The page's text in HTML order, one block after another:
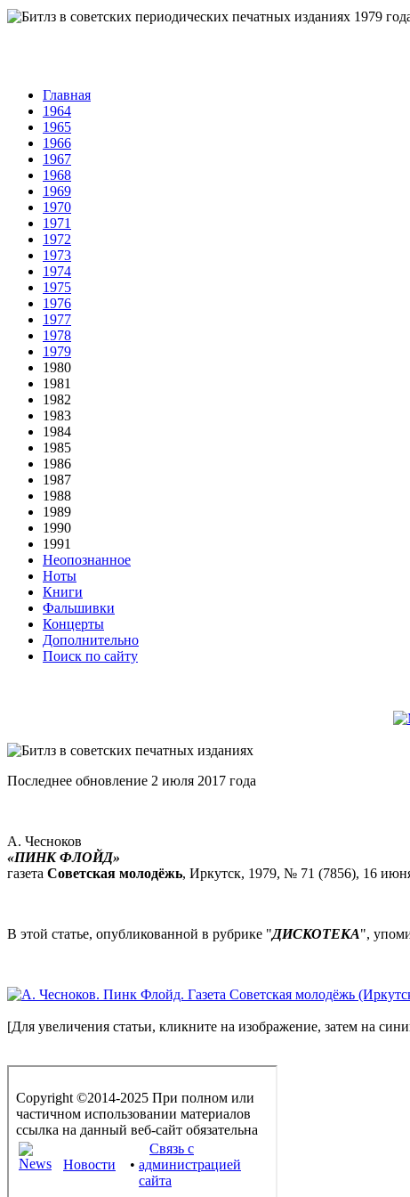
Главная
1964
1965
1966
1967
1968
1969
1970
1971
1972
1973
1974
1975
1976
1977
1978
1979
1980
1981
1982
1983
1984
1985
1986
1987
1988
1989
1990
1991
Неопознанное
Ноты
Книги
Фальшивки
Концерты
Дополнительно
Поиск по сайту
Последнее обновление 2 июля 2017 года
А. Чесноков
«ПИНК ФЛОЙД»
газета Советская молодёжь, Иркутск, 1979, № 71 (7856), 16
В этой статье, опубликованной в рубрике "ДИСКОТЕКА",
[Для увеличения статьи, кликните на изображение, затем на